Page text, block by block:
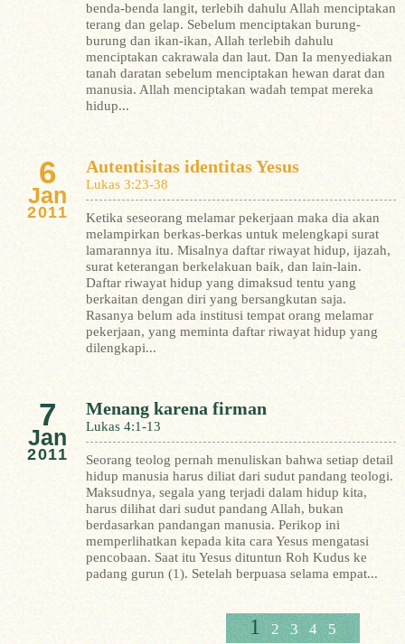
benda-benda langit, terlebih dahulu Allah menciptakan
terang dan gelap. Sebelum menciptakan burung-
burung dan ikan-ikan, Allah terlebih dahulu
menciptakan cakrawala dan laut. Dan Ia menyediakan
tanah daratan sebelum menciptakan hewan darat dan
manusia. Allah menciptakan wadah tempat mereka
hidup...
6
Jan
2011
Autentisitas identitas Yesus
Lukas 3:23-38
Ketika seseorang melamar pekerjaan maka dia akan
melampirkan berkas-berkas untuk melengkapi surat
lamarannya itu. Misalnya daftar riwayat hidup, ijazah,
surat keterangan berkelakuan baik, dan lain-lain.
Daftar riwayat hidup yang dimaksud tentu yang
berkaitan dengan diri yang bersangkutan saja.
Rasanya belum ada institusi tempat orang melamar
pekerjaan, yang meminta daftar riwayat hidup yang
dilengkapi...
7
Jan
2011
Menang karena firman
Lukas 4:1-13
Seorang teolog pernah menuliskan bahwa setiap detail
hidup manusia harus diliat dari sudut pandang teologi.
Maksudnya, segala yang terjadi dalam hidup kita,
harus dilihat dari sudut pandang Allah, bukan
berdasarkan pandangan manusia. Perikop ini
memperlihatkan kepada kita cara Yesus mengatasi
pencobaan. Saat itu Yesus dituntun Roh Kudus ke
padang gurun (1). Setelah berpuasa selama empat...
1 2 3 4 5